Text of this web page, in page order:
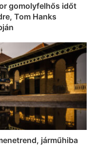
gomolyfelhős időt
Tom Hanks
járműhiba